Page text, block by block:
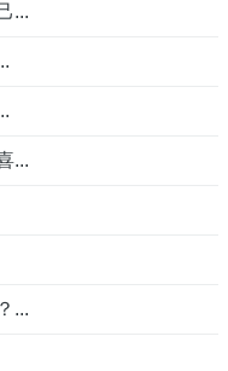
...
...
...